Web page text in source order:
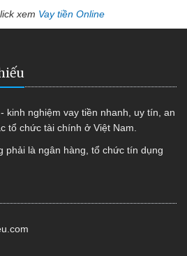
xem Vay tiền Online
kinh nghiệm vay tiền nhanh, uy tín, an
tổ chức tài chính ở Việt Nam.
phải là ngân hàng, tổ chức tín dụng